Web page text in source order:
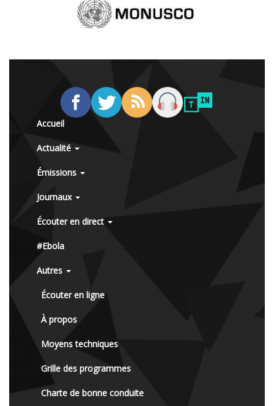
Accueil
Actualité
Émissions
Journaux
Écouter en direct
#Ebola
Autres
Écouter en ligne
À propos
Moyens techniques
Grille des programmes
Charte de bonne conduite